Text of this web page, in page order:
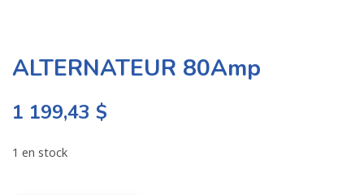
ALTERNATEUR 80Amp
1 199,43 $
1 en stock